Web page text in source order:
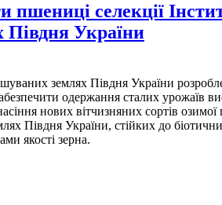
пшениці селекції
Півдня України
землях Півдня України
одержання сталих урожаїв
нових вітчизняних сортів
Півдня України, стійких до
якості зерна.